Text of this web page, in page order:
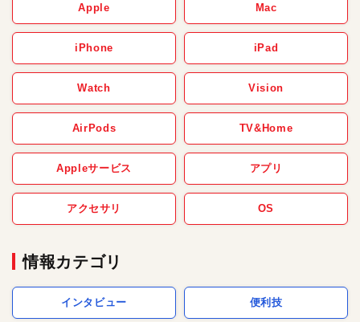
Apple Mac
iPhone iPad
Watch Vision
AirPods TV&Home
Appleサービス アプリ
アクセサリ OS
情報カテゴリ
インタビュー 便利技